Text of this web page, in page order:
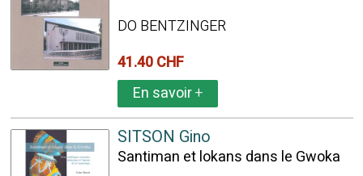
DO BENTZINGER
41.40 CHF
En savoir+
SITSON Gino
Santiman et lokans dans le Gwoka